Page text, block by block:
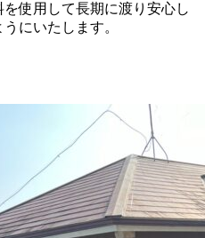
使用して長期に渡り安心し
にいたします。